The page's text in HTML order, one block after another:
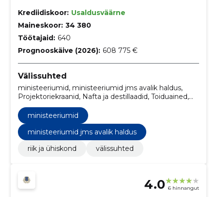
Krediidiskoor: Usaldusväärne
Maineskoor: 34 380
Töötajaid: 640
Prognooskäive (2026): 608 775 €
Välissuhted
ministeeriumid, ministeeriumid jms avalik haldus,
Projektoriekraanid, Nafta ja destillaadid, Toiduained,
Mitmesugused toiduained, Kunstiteosed, Serverid,
Telefoni- ja andmeedastusteenused,
Multimeediaseadmed
ministeeriumid
ministeeriumid jms avalik haldus
riik ja ühiskond
välissuhted
4.0 6 hinnangut